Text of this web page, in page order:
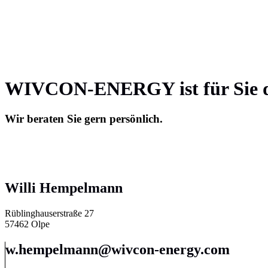
WIVCON-ENERGY ist für Sie
Wir beraten Sie gern persönlich.
Willi Hempelmann
Rüblinghauserstraße 27
57462 Olpe
w.hempelmann@wivcon-energy.com